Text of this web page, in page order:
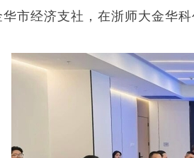
市经济支社，在浙师大金华